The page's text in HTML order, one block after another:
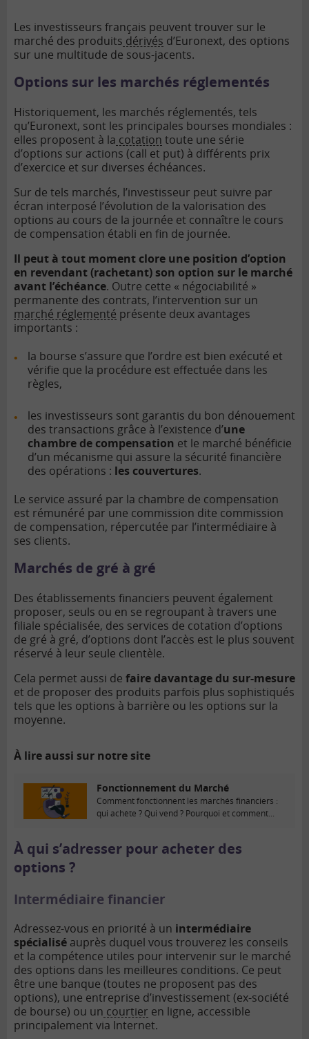
Les investisseurs français peuvent trouver sur le
marché des produits dérivés d’Euronext, des options
sur une multitude de sous-jacents.
Options sur les marchés réglementés
Historiquement, les marchés réglementés, tels
qu’Euronext, sont les principales bourses mondiales :
elles proposent à la cotation toute une série
d’options sur actions (call et put) à différents prix
d’exercice et sur diverses échéances.
Sur de tels marchés, l’investisseur peut suivre par
écran interposé l’évolution de la valorisation des
options au cours de la journée et connaître le cours
de compensation établi en fin de journée.
Il peut à tout moment clore une position d’option
en revendant (rachetant) son option sur le marché
avant l’échéance. Outre cette « négociabilité »
permanente des contrats, l’intervention sur un
marché réglementé présente deux avantages
importants :
la bourse s’assure que l’ordre est bien exécuté et
vérifie que la procédure est effectuée dans les
règles,
les investisseurs sont garantis du bon dénouement
des transactions grâce à l’existence d’une
chambre de compensation et le marché bénéficie
d’un mécanisme qui assure la sécurité financière
des opérations : les couvertures.
Le service assuré par la chambre de compensation
est rémunéré par une commission dite commission
de compensation, répercutée par l’intermédiaire à
ses clients.
Marchés de gré à gré
Des établissements financiers peuvent également
proposer, seuls ou en se regroupant à travers une
filiale spécialisée, des services de cotation d’options
de gré à gré, d’options dont l’accès est le plus souvent
réservé à leur seule clientèle.
Cela permet aussi de faire davantage du sur-mesure
et de proposer des produits parfois plus sophistiqués
tels que les options à barrière ou les options sur la
moyenne.
À lire aussi sur notre site
Fonctionnement du Marché
Comment fonctionnent les marchés financiers :
qui achète ? Qui vend ? Pourquoi et comment...
À qui s’adresser pour acheter des
options ?
Intermédiaire financier
Adressez-vous en priorité à un intermédiaire
spécialisé auprès duquel vous trouverez les conseils
et la compétence utiles pour intervenir sur le marché
des options dans les meilleures conditions. Ce peut
être une banque (toutes ne proposent pas des
options), une entreprise d’investissement (ex-société
de bourse) ou un courtier en ligne, accessible
principalement via Internet.